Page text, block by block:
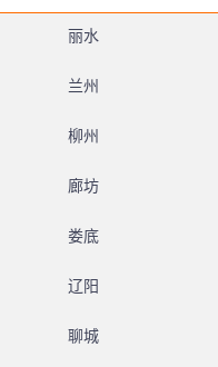
丽水
兰州
柳州
廊坊
娄底
辽阳
聊城